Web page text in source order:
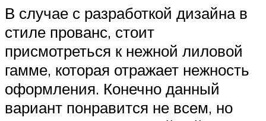
В случае с разработкой дизайна в
стиле прованс, стоит
присмотреться к нежной лиловой
гамме, которая отражает нежность
оформления. Конечно данный
вариант понравится не всем, но